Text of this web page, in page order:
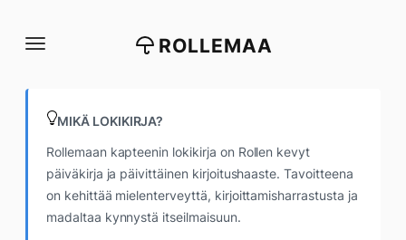
suoraan
ROLLEMAA
MIKÄ LOKIKIRJA?
Rollemaan kapteenin lokikirja on Rollen kevyt
päiväkirja ja päivittäinen kirjoitushaaste. Tavoitteena
on kehittää mielenterveyttä, kirjoittamisharrastusta ja
madaltaa kynnystä itseilmaisuun.